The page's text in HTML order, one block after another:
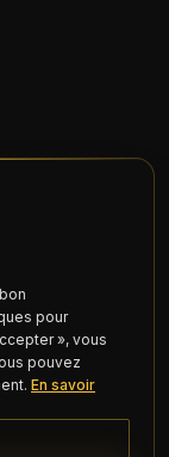
pour
», vous
pouvez
En savoir